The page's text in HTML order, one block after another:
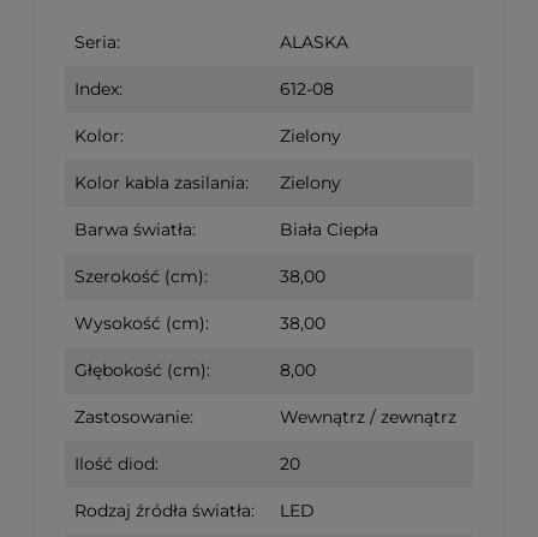
Seria: ALASKA
Index: 612-08
Kolor: Zielony
Kolor kabla zasilania: Zielony
Barwa światła: Biała Ciepła
Szerokość (cm): 38,00
Wysokość (cm): 38,00
Głębokość (cm): 8,00
Zastosowanie: Wewnątrz / zewnątrz
Ilość diod: 20
Rodzaj źródła światła: LED